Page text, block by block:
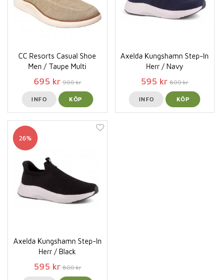
CC Resorts Casual Shoe
Men / Taupe Multi
695 kr 900 kr
INFO KÖP
Axelda Kungshamn Step-In
Herr / Navy
595 kr 800 kr
INFO KÖP
26%
Axelda Kungshamn Step-In
Herr / Black
595 kr 800 kr